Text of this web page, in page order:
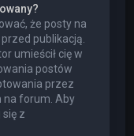
że posty na
publikacją.
umieścił cię w
postów
przez
na forum. Aby
z